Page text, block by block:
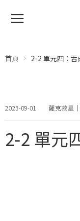
首頁 2-2 單元四：舌
2023-09-01 薩克救星
2-2 單元